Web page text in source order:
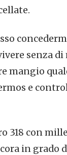
senza di
mangio
e
318 con
in grado